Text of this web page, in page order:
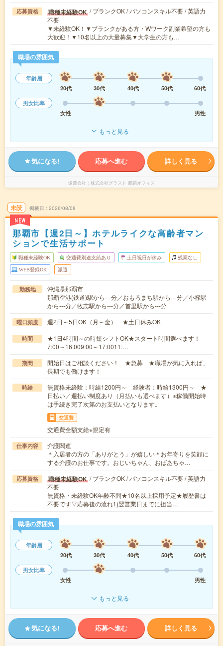
応募資格 職種未経験OK / ブランクOK / パソコンスキル不要 / 英語力
不要
▼未経験OK！▼ブランクがある方・Wワーク副業希望の方も
大歓迎！▼10名以上の大量募集▼大学生の方も…
職場の雰囲気
年齢層
20代
30代 40代 50代
60代
男女比率
女性
男性
もっと見る
気になる! 応募へ進む 詳しく見る
派遣会社 株式会社グラスト 那覇オフィス
未読
NEW
掲載日 2026/08/08
那覇市【週2日～】ホテルライクな高齢者マン
ションで生活サポート
職種未経験OK 交通費別途支給あり 土日祝日が休み 残業なし
WEB登録OK 派遣
勤務地
沖縄県那覇市
那覇空港(鉄道)駅から---分／おもろまち駅から---分／小禄駅
から---分／牧志駅から---分／首里駅から---分
曜日頻度 週2日～5日OK（月～金） ★土日休みOK
時間
★1日4時間～の時短シフトOK★スタート時間選べます！
7:00～16:009:00～17:0011:…
期間
開始日はご相談ください！ ★急募 ★職場が気に入れば、
長期でも働けます！
時給
無資格未経験：時給1200円～ 経験者：時給1300円～ ★
日払い／週払い制度あり（月払いも選べます）※稼働開始時
は手続き完了次第のお支払いとなります。
交通費
交通費全額支給※規定有
仕事内容
介護関連
＊入居者の方の「ありがとう」が嬉しい＊お年寄りを笑顔に
する介護のお仕事です。おじいちゃん、おばあちゃ…
応募資格 職種未経験OK / ブランクOK / パソコンスキル不要 / 英語力
不要
無資格・未経験OK年齢不問★10名以上採用予定★履歴書は
不要です▽応募後の流れ1)翌営業日までに担当…
職場の雰囲気
年齢層
20代
30代 40代 50代
60代
男女比率
女性
男性
もっと見る
気になる! 応募へ進む 詳しく見る